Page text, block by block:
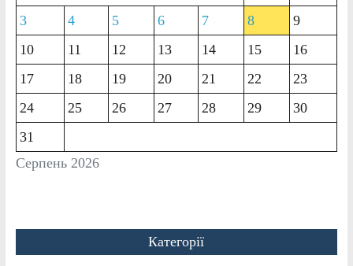
Серпень 2026
3
4 5 6 7 8
9
10
11 12 13 14 15
16
17
18 19 20 21 22
23
24
25 26 27 28 29
30
31
Категорії